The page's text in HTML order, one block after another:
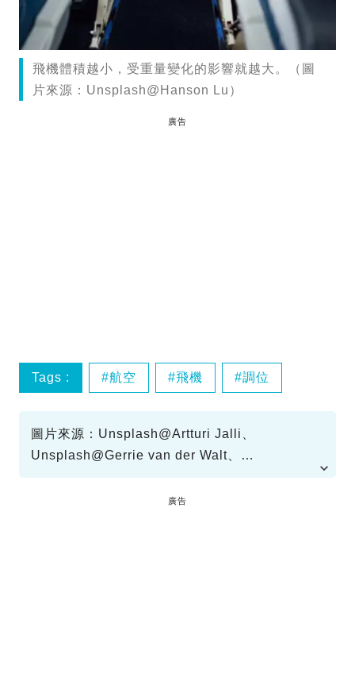
飛機體積越小，受重量變化的影響就越大。（圖
片來源：Unsplash@Hanson Lu）
廣告
Tags : 航空 飛機 調位
圖片來源：Unsplash@Artturi Jalli、
Unsplash@Gerrie van der Walt、
廣告